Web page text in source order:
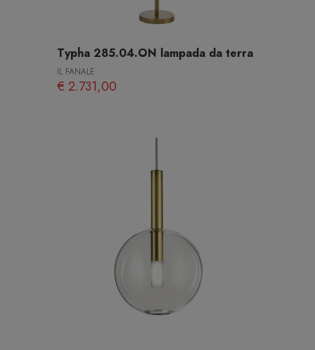
Typha 285.04.ON lampada da terra
IL FANALE
€ 2.731,00